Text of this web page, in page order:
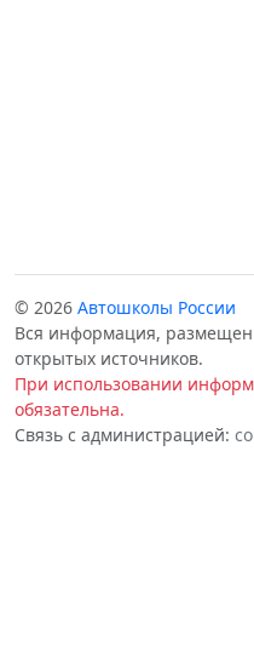
© 2026 Автошколы России
Вся информация,
открытых источников.
При использовании
обязательна.
Связь с администрацией: